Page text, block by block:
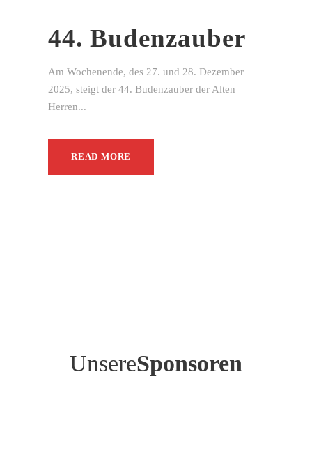
44. Budenzauber
Am Wochenende, des 27. und 28. Dezember
2025, steigt der 44. Budenzauber der Alten
Herren...
READ MORE
UnsereSponsoren